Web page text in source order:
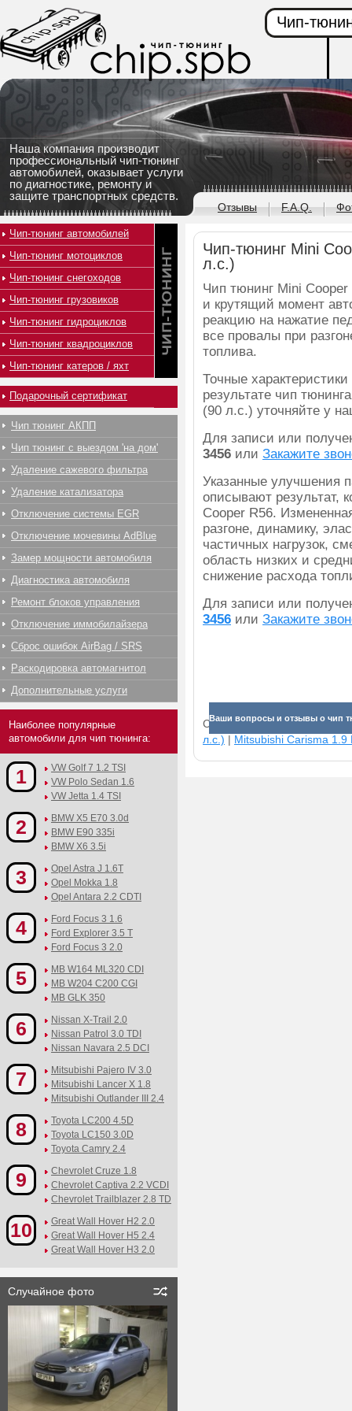
Наша компания производит
профессиональный чип-тюнинг
автомобилей, оказывает услуги
по диагностике, ремонту и
защите транспортных средств.
Чип-
Отзывы F.A.Q.
Чип-тюнинг Mini
л.с.)
Чип тюнинг Mini
и крутящий момент
реакцию на нажатие
все провалы при
топлива.
Точные
результате чип
(90 л.с.) уточняйте у
Для записи или
3456 или Закажите
Указанные улучшения
описывают результат,
Cooper R56.
разгоне, динамику,
частичных нагрузок,
область низких и
снижение расхода
Для записи или
3456 или Закажите
Ваши вопросы и отзывы о чип
Смотрите прибавки для
л.с.) | Mitsubishi Carisma 1.9
Чип-тюнинг автомобилей
Чип-тюнинг мотоциклов
Чип-тюнинг снегоходов
Чип-тюнинг грузовиков
Чип-тюнинг гидроциклов
Чип-тюнинг квадроциклов
Чип-тюнинг катеров / яхт
Подарочный сертификат
Чип тюнинг АКПП
Чип тюнинг с выездом 'на дом'
Удаление сажевого фильтра
Удаление катализатора
Отключение системы EGR
Отключение мочевины AdBlue
Замер мощности автомобиля
Диагностика автомобиля
Ремонт блоков управления
Отключение иммобилайзера
Сброс ошибок AirBag / SRS
Раскодировка автомагнитол
Дополнительные услуги
Наиболее популярные
автомобили для чип тюнинга:
1
VW Golf 7 1.2 TSI
VW Polo Sedan 1.6
VW Jetta 1.4 TSI
2
BMW X5 E70 3.0d
BMW E90 335i
BMW X6 3.5i
3
Opel Astra J 1.6T
Opel Mokka 1.8
Opel Antara 2.2 CDTI
4
Ford Focus 3 1.6
Ford Explorer 3.5 T
Ford Focus 3 2.0
5
MB W164 ML320 CDI
MB W204 C200 CGI
MB GLK 350
6
Nissan X-Trail 2.0
Nissan Patrol 3.0 TDI
Nissan Navara 2.5 DCI
7
Mitsubishi Pajero IV 3.0
Mitsubishi Lancer X 1.8
Mitsubishi Outlander III 2.4
8
Toyota LC200 4.5D
Toyota LC150 3.0D
Toyota Camry 2.4
9
Chevrolet Cruze 1.8
Chevrolet Captiva 2.2 VCDI
Chevrolet Trailblazer 2.8 TD
10
Great Wall Hover H2 2.0
Great Wall Hover H5 2.4
Great Wall Hover H3 2.0
Случайное фото